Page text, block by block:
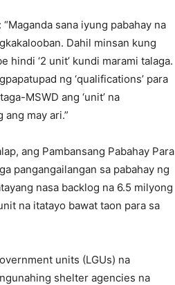
sana iyung pabahay na
Dahil minsan kung
hindi ‘2 unit’ kundi marami talaga.
ng ‘qualifications’ para
MSWD ang ‘unit’ na
ang may ari.”
ang Pambansang Pabahay Para
pangangailangan sa pabahay ng
nasa backlog na 6.5 milyong
na itatayo bawat taon para sa
units (LGUs) na
shelter agencies na